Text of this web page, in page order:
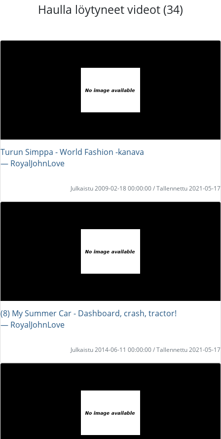
Haulla löytyneet videot (34)
Turun Simppa - World Fashion -kanava
― RoyalJohnLove
Julkaistu 2009-02-18 00:00:00 / Tallennettu 2021-05-17
(8) My Summer Car - Dashboard, crash, tractor!
― RoyalJohnLove
Julkaistu 2014-06-11 00:00:00 / Tallennettu 2021-05-17